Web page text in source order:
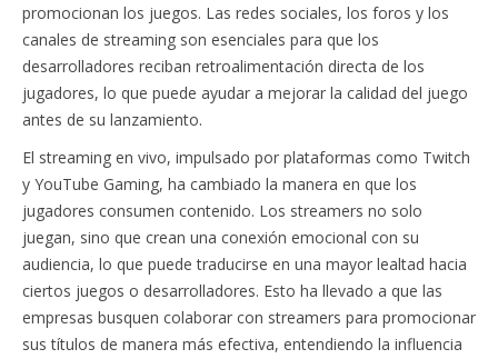
promocionan los juegos. Las redes sociales, los foros y los
canales de streaming son esenciales para que los
desarrolladores reciban retroalimentación directa de los
jugadores, lo que puede ayudar a mejorar la calidad del juego
antes de su lanzamiento.
El streaming en vivo, impulsado por plataformas como Twitch
y YouTube Gaming, ha cambiado la manera en que los
jugadores consumen contenido. Los streamers no solo
juegan, sino que crean una conexión emocional con su
audiencia, lo que puede traducirse en una mayor lealtad hacia
ciertos juegos o desarrolladores. Esto ha llevado a que las
empresas busquen colaborar con streamers para promocionar
sus títulos de manera más efectiva, entendiendo la influencia